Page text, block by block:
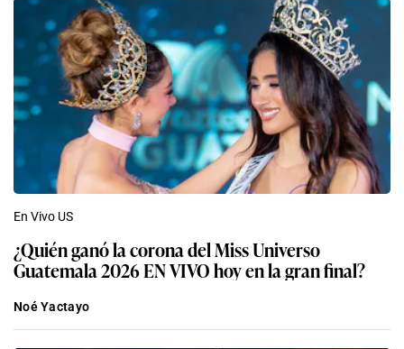
En Vivo US
¿Quién ganó la corona del Miss Universo
Guatemala 2026 EN VIVO hoy en la gran final?
Noé Yactayo